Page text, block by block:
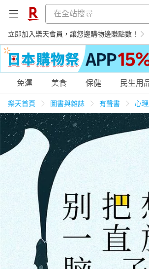
立即加入樂天會員，讓您邊購物邊賺點數！
購物網分類
天天免運 美食蛋糕 養生保健
居家生活 3C家電
男裝 化妝保養
日本購物 電子/紙本書
HOT
免運 美食 保健 民生用
樂天首頁 圖書與雜誌 有聲書 心